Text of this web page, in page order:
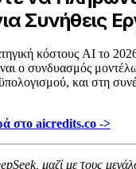
Συνήθεις
κόστους AI το 2026
ο συνδυασμός
και στη
στο aicredits.co ->
μαζί με τους